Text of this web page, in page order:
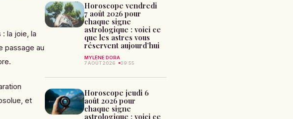
la joie, la
passage au
et
Horoscope vendredi
7 août 2026 pour
chaque signe
astrologique : voici ce
que les astres vous
réservent aujourd’hui
MYLÈNE DORA
7 AOÛT 2026
09:55
Horoscope jeudi 6
août 2026 pour
chaque signe
astrologique : voici ce